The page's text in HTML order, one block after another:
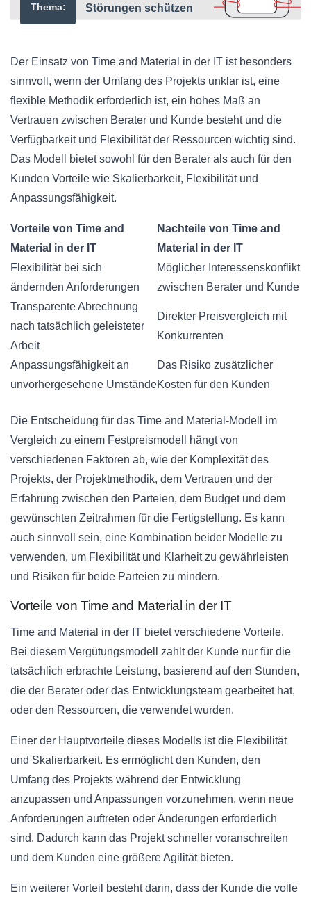
Thema:
Störungen schützen
Der Einsatz von Time and Material in der IT ist besonders
sinnvoll, wenn der Umfang des Projekts unklar ist, eine
flexible Methodik erforderlich ist, ein hohes Maß an
Vertrauen zwischen Berater und Kunde besteht und die
Verfügbarkeit und Flexibilität der Ressourcen wichtig sind.
Das Modell bietet sowohl für den Berater als auch für den
Kunden Vorteile wie Skalierbarkeit, Flexibilität und
Anpassungsfähigkeit.
Vorteile von Time and
Material in der IT
Nachteile von Time and
Material in der IT
Flexibilität bei sich
ändernden Anforderungen
Möglicher Interessenskonflikt
zwischen Berater und Kunde
Transparente Abrechnung
nach tatsächlich geleisteter
Arbeit
Direkter Preisvergleich mit
Konkurrenten
Anpassungsfähigkeit an
unvorhergesehene Umstände
Das Risiko zusätzlicher
Kosten für den Kunden
Die Entscheidung für das Time and Material-Modell im
Vergleich zu einem Festpreismodell hängt von
verschiedenen Faktoren ab, wie der Komplexität des
Projekts, der Projektmethodik, dem Vertrauen und der
Erfahrung zwischen den Parteien, dem Budget und dem
gewünschten Zeitrahmen für die Fertigstellung. Es kann
auch sinnvoll sein, eine Kombination beider Modelle zu
verwenden, um Flexibilität und Klarheit zu gewährleisten
und Risiken für beide Parteien zu mindern.
Vorteile von Time and Material in der IT
Time and Material in der IT bietet verschiedene Vorteile.
Bei diesem Vergütungsmodell zahlt der Kunde nur für die
tatsächlich erbrachte Leistung, basierend auf den Stunden,
die der Berater oder das Entwicklungsteam gearbeitet hat,
oder den Ressourcen, die verwendet wurden.
Einer der Hauptvorteile dieses Modells ist die Flexibilität
und Skalierbarkeit. Es ermöglicht den Kunden, den
Umfang des Projekts während der Entwicklung
anzupassen und Anpassungen vorzunehmen, wenn neue
Anforderungen auftreten oder Änderungen erforderlich
sind. Dadurch kann das Projekt schneller voranschreiten
und dem Kunden eine größere Agilität bieten.
Ein weiterer Vorteil besteht darin, dass der Kunde die volle